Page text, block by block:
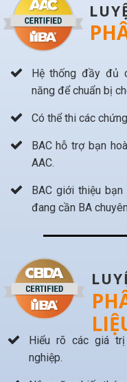
Hiểu rõ các giá
nghiệp.
Hệ thống đầy đủ
năng để chuẩn bị
Có thể thi các
BAC hỗ trợ bạn
AAC.
BAC giới thiệu
đang cần BA